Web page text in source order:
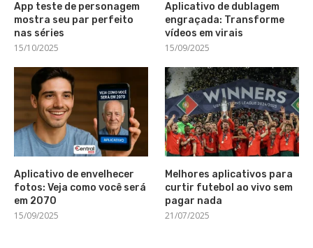
App teste de personagem
mostra seu par perfeito
nas séries
15/10/2025
Aplicativo de dublagem
engraçada: Transforme
vídeos em virais
15/09/2025
Aplicativo de envelhecer
fotos: Veja como você será
em 2070
15/09/2025
Melhores aplicativos para
curtir futebol ao vivo sem
pagar nada
21/07/2025